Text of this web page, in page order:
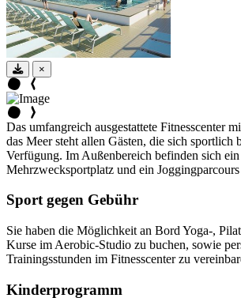
×
Das umfangreich ausgestattete Fitnesscenter
das Meer steht allen Gästen, die sich sportlich
Verfügung. Im Außenbereich befinden sich ein
Mehrzwecksportplatz und ein
Sport gegen Gebühr
Sie haben die Möglichkeit an Bord Yoga-,
Kurse im Aerobic-Studio zu buchen, sowie
Trainingsstunden im Fitnesscenter zu
Kinderprogramm